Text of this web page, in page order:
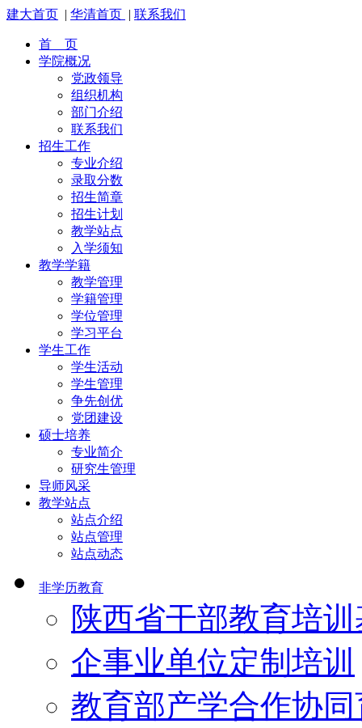
建大首页 | 华清首页 | 联系我们
首 页
学院概况
党政领导
组织机构
部门介绍
联系我们
招生工作
专业介绍
录取分数
招生简章
招生计划
教学站点
入学须知
教学学籍
教学管理
学籍管理
学位管理
学习平台
学生工作
学生活动
学生管理
争先创优
党团建设
硕士培养
专业简介
研究生管理
导师风采
教学站点
站点介绍
站点管理
站点动态
非学历教育
陕西省干部教育培
企事业单位定制培训
教育部产学合作协